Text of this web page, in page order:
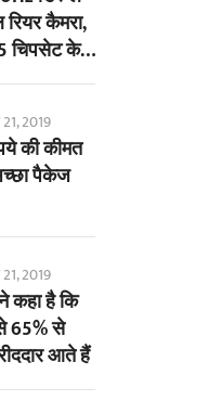
कैमरा,
चिपसेट के
2019
की कीमत
पैकेज
2019
कहा है कि
65% से
आते हैं